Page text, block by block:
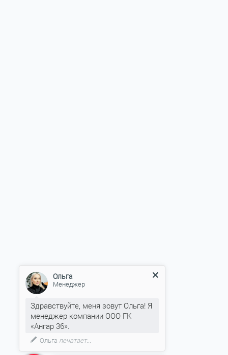
Ольга
Менеджер
Здравствуйте, меня зовут Ольга! Я
менеджер компании ООО ГК
«Ангар 36».
Ольга печатает...